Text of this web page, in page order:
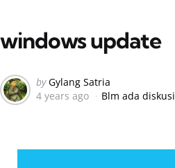
windows update
Posted
by
by Gylang Satria
4 years ago
Blm ada diskusi